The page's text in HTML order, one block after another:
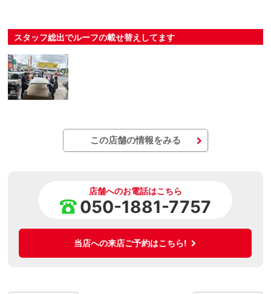
スタッフ総出でルーフの載せ替えしてます
この店舗の情報をみる
店舗へのお電話はこちら
050-1881-7757
当店への来店ご予約はこちら!